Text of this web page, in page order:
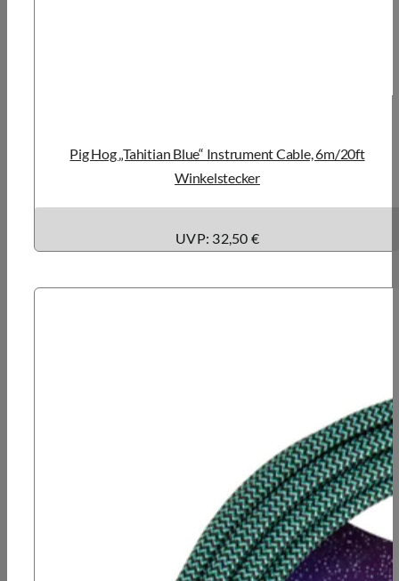
Pig Hog „Tahitian Blue“ Instrument Cable, 6m/20ft
Winkelstecker
UVP: 32,50 €